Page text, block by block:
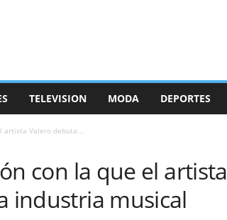
TELEVISION MODA DEPORTES
artista Valero debuta...
con la que el artista
industria musical